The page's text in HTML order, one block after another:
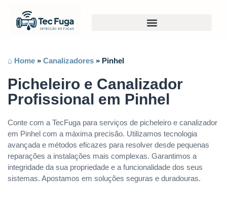
⌂ Home » Canalizadores » Pinhel
Picheleiro e Canalizador
Profissional em Pinhel
Conte com a TecFuga para serviços de picheleiro e canalizador
em Pinhel com a máxima precisão. Utilizamos tecnologia
avançada e métodos eficazes para resolver desde pequenas
reparações a instalações mais complexas. Garantimos a
integridade da sua propriedade e a funcionalidade dos seus
sistemas. Apostamos em soluções seguras e duradouras.